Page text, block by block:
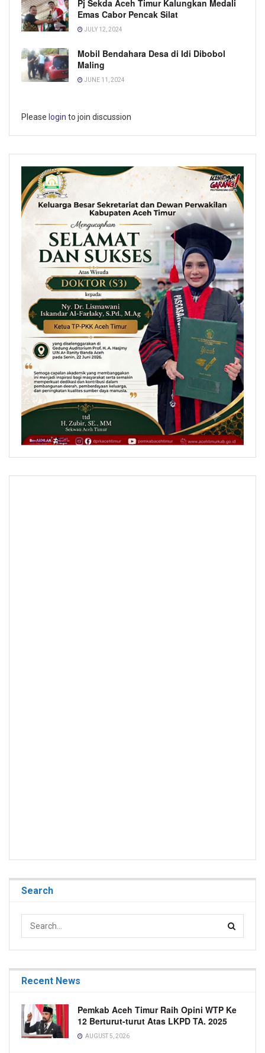
Pj Sekda Aceh Timur Kalungkan Medali
Emas Cabor Pencak Silat
JULY 12, 2024
Mobil Bendahara Desa di Idi Dibobol
Maling
JUNE 11, 2024
Please login to join discussion
Search
Recent News
Pemkab Aceh Timur Raih Opini WTP Ke
12 Berturut-turut Atas LKPD TA. 2025
AUGUST 5, 2026